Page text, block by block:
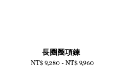
長圈圈項鍊
Regular
NT$ 9,280 -NT$ 9,960